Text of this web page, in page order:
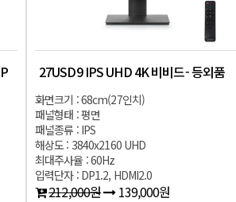
27USD9 IPS UHD 4K 비비드- 등외품
화면크기 : 68cm(27인치)
패널형태 : 평면
패널종류 : IPS
해상도 : 3840x2160 UHD
최대주사율 : 60Hz
입력단자 : DP1.2, HDMI2.0
212,000원 139,000원